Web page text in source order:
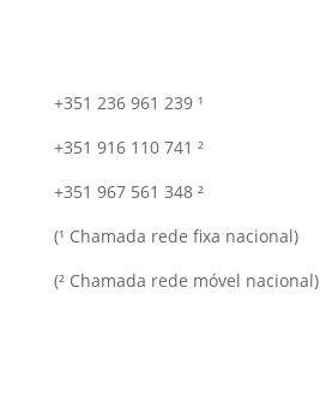
+351 236 961 239 ¹
+351 916 110 741 ²
+351 967 561 348 ²
(¹ Chamada rede fixa nacional)
(² Chamada rede móvel nacional)